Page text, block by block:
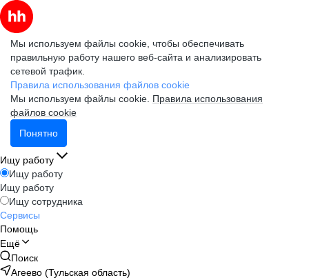
Мы используем файлы cookie, чтобы обеспечивать
правильную работу нашего веб-сайта и анализировать
сетевой трафик.
Правила использования файлов cookie
Мы используем файлы cookie. Правила использования
файлов cookie
Понятно
Ищу работу
Ищу работу
Ищу работу
Ищу сотрудника
Сервисы
Помощь
Ещё
Поиск
Агеево (Тульская область)